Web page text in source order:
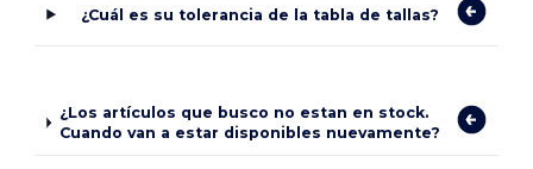
¿Cuál es su tolerancia de la tabla de tallas?
¿Los artículos que busco no estan en stock.
Cuando van a estar disponibles nuevamente?